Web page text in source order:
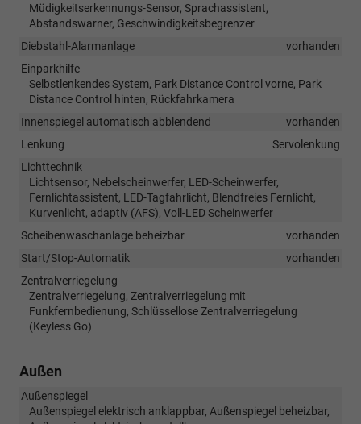
Müdigkeitserkennungs-Sensor, Sprachassistent,
Abstandswarner, Geschwindigkeitsbegrenzer
Diebstahl-Alarmanlage
vorhanden
Einparkhilfe
Selbstlenkendes System, Park Distance Control vorne, Park
Distance Control hinten, Rückfahrkamera
Innenspiegel automatisch abblendend
vorhanden
Lenkung
Servolenkung
Lichttechnik
Lichtsensor, Nebelscheinwerfer, LED-Scheinwerfer,
Fernlichtassistent, LED-Tagfahrlicht, Blendfreies Fernlicht,
Kurvenlicht, adaptiv (AFS), Voll-LED Scheinwerfer
Scheibenwaschanlage beheizbar
vorhanden
Start/Stop-Automatik
vorhanden
Zentralverriegelung
Zentralverriegelung, Zentralverriegelung mit
Funkfernbedienung, Schlüssellose Zentralverriegelung
(Keyless Go)
Außen
Außenspiegel
Außenspiegel elektrisch anklappbar, Außenspiegel beheizbar,